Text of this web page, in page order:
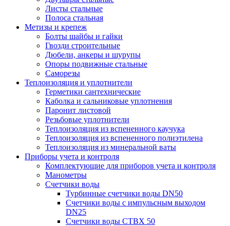
Листы стальные
Полоса стальная
Метизы и крепеж
Болты шайбы и гайки
Гвозди строительные
Дюбели, анкеры и шурупы
Опоры подвижные стальные
Саморезы
Теплоизоляция и уплотнители
Герметики сантехнические
Каболка и сальниковые уплотнения
Паронит листовой
Резьбовые уплотнители
Теплоизоляция из вспененного каучука
Теплоизоляция из вспененного полиэтилена
Теплоизоляция из минеральной ваты
Приборы учета и контроля
Комплектующие для приборов учета и контроля
Манометры
Счетчики воды
Турбинные счетчики воды DN50
Счетчики воды с импульсным выходом
DN25
Счетчики воды СТВХ 50